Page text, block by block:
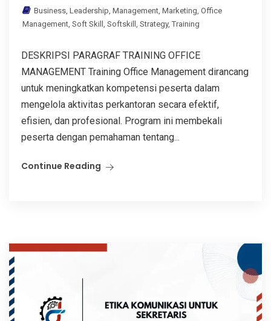
Business, Leadership, Management, Marketing, Office
Management, Soft Skill , Softskill , Strategy, Training
DESKRIPSI PARAGRAF TRAINING OFFICE
MANAGEMENT Training Office Management dirancang
untuk meningkatkan kompetensi peserta dalam
mengelola aktivitas perkantoran secara efektif,
efisien, dan profesional. Program ini membekali
peserta dengan pemahaman tentang...
Continue Reading